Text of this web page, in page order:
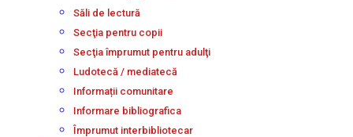
Săli de lectură
Secţia pentru copii
Secţia împrumut pentru adulţi
Ludotecă / mediatecă
Informații comunitare
Informare bibliografica
Împrumut interbibliotecar